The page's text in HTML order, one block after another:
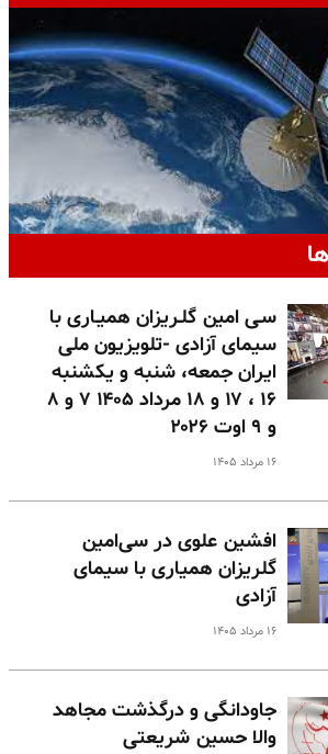
سـی امین گلـریزان همیـاری با
سیمای آزادی -تلویزیون ملی
ایران جمعه، شنبه و یکشنبه
۱۶ ، ۱۷ و ۱۸ مرداد ۱۴۰۵ ۷ و ۸
و ۹ اوت ۲۰۲۶
۱۶ مرداد ۱۴۰۵
افشین علوی در سی‌امین
گلریزان همیاری با سیمای
آزادی
۱۶ مرداد ۱۴۰۵
جاودانگی و درگذشت مجاهد
والا حسین شریعتی